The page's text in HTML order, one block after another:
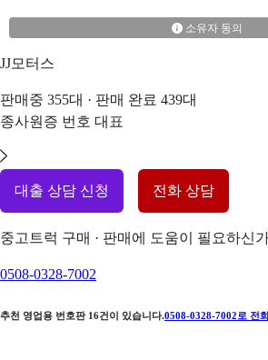
소유자 동의
JJ모터스
판매중 355대 · 판매 완료 439대
종사원증 번호 대표
대출 상담 신청 전화 상담
중고트럭 구매 · 판매에 도움이 필요하신
0508-0328-7002
추천 영업용 번호판 16건이 있습니다.0508-0328-7002 로 전